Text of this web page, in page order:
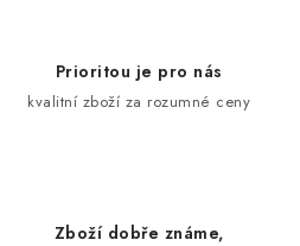
Prioritou je pro nás
kvalitní zboží za rozumné ceny
Zboží dobře známe,